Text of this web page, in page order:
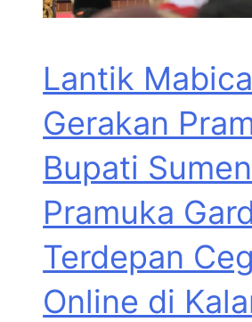
Lantik
Gerakan
Bupati
Pramuka
Terdepan
Online di